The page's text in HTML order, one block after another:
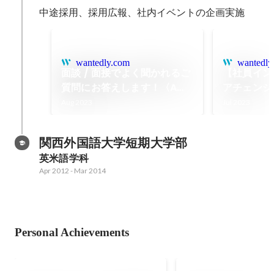
中途採用、採用広報、社内イベントの企画実施
wantedly.com
関西外国語大学短期大学部
英米語学科
Apr 2012 - Mar 2014
Personal Achievements